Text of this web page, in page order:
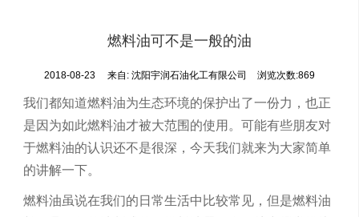
燃料油可不是一般的油
2018-08-23 来自:沈阳宇润石油化工有限公司 浏览次数:869
我们都知道燃料油为生态环境的保护出了一份力，也正
是因为如此燃料油才被大范围的使用。可能有些朋友对
于燃料油的认识还不是很深，今天我们就来为大家简单
的讲解一下。
燃料油虽说在我们的日常生活中比较常见，但是燃料油